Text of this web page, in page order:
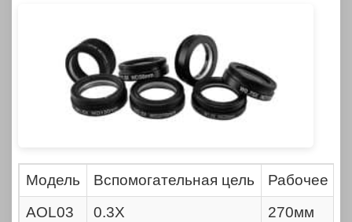
Модель Вспомогательная цель
Рабочее
AOL03
0.3X
270мм